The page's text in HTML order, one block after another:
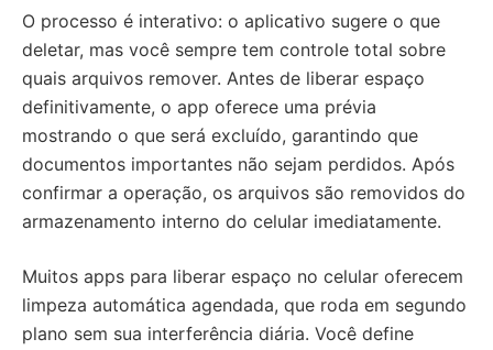
O processo é interativo: o aplicativo sugere o que
deletar, mas você sempre tem controle total sobre
quais arquivos remover. Antes de liberar espaço
definitivamente, o app oferece uma prévia
mostrando o que será excluído, garantindo que
documentos importantes não sejam perdidos. Após
confirmar a operação, os arquivos são removidos do
armazenamento interno do celular imediatamente.
Muitos apps para liberar espaço no celular oferecem
limpeza automática agendada, que roda em segundo
plano sem sua interferência diária. Você define